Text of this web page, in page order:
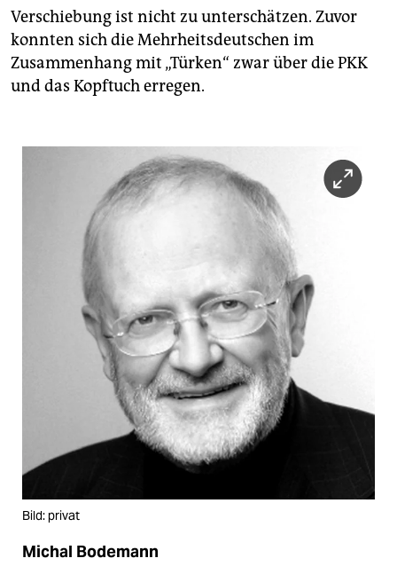
Verschiebung ist nicht zu unterschätzen. Zuvor
konnten sich die Mehrheitsdeutschen im
Zusammenhang mit „Türken“ zwar über die PKK
und das Kopftuch erregen.
Bild: privat
Michal Bodemann